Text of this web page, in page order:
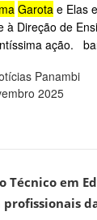
Garota e Elas
à Direção de
ação.
Panambi
2025
Técnico em